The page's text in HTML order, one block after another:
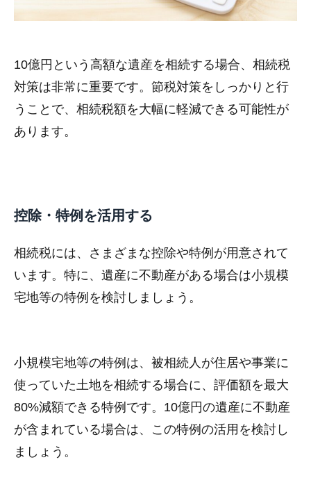
10億円という高額な遺産を相続する場合、相続税
対策は非常に重要です。節税対策をしっかりと行
うことで、相続税額を大幅に軽減できる可能性が
あります。
控除・特例を活用する
相続税には、さまざまな控除や特例が用意されて
います。特に、遺産に不動産がある場合は小規模
宅地等の特例を検討しましょう。
小規模宅地等の特例は、被相続人が住居や事業に
使っていた土地を相続する場合に、評価額を最大
80%減額できる特例です。10億円の遺産に不動産
が含まれている場合は、この特例の活用を検討し
ましょう。